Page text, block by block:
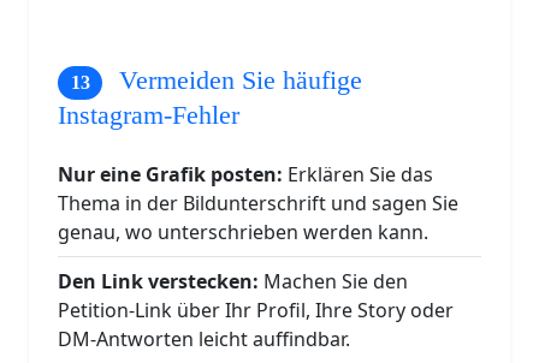
Vermeiden Sie häufige
Instagram-Fehler
Nur eine Grafik posten: Erklären Sie das
Thema in der Bildunterschrift und sagen Sie
genau, wo unterschrieben werden kann.
Den Link verstecken: Machen Sie den
Petition-Link über Ihr Profil, Ihre Story oder
DM-Antworten leicht auffindbar.